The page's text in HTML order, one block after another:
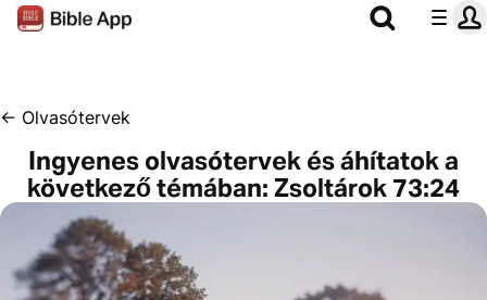
← Olvasótervek
Ingyenes olvasótervek és áhítatok a
következő témában: Zsoltárok 73:24